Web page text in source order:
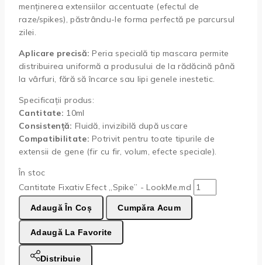
menținerea extensiilor accentuate (efectul de
raze/spikes), păstrându-le forma perfectă pe parcursul
zilei.
Aplicare precisă: Peria specială tip mascara permite
distribuirea uniformă a produsului de la rădăcină până
la vârfuri, fără să încarce sau lipi genele inestetic.
Specificații produs:
Cantitate: 10ml
Consistență: Fluidă, invizibilă după uscare
Compatibilitate: Potrivit pentru toate tipurile de
extensii de gene (fir cu fir, volum, efecte speciale).
În stoc
Cantitate Fixativ Efect „Spike” - LookMe.md
Adaugă În Coș Cumpăra Acum
Adaugă La Favorite
Distribuie